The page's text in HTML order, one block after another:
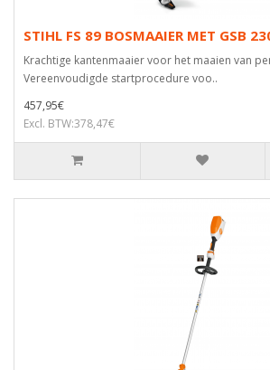
STIHL FS 89 BOSMAAIER MET GSB
Krachtige kantenmaaier voor het maaien van
Vereenvoudigde startprocedure voo..
457,95€
Excl. BTW:378,47€